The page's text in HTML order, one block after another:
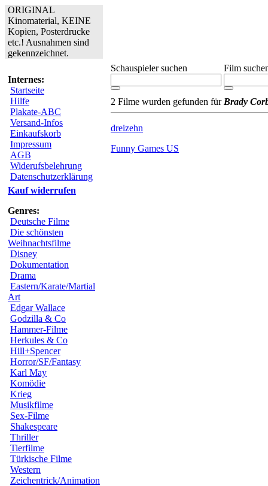
ORIGINAL
Kinomaterial, KEINE
Kopien, Posterdrucke
etc.! Ausnahmen sind
gekennzeichnet.
Internes:
Startseite
Hilfe
Plakate-ABC
Versand-Infos
Einkaufskorb
Impressum
AGB
Widerufsbelehrung
Datenschutzerklärung
Kauf widerrufen
Genres:
Deutsche Filme
Die schönsten
Weihnachtsfilme
Disney
Dokumentation
Drama
Eastern/Karate/Martial
Art
Edgar Wallace
Godzilla & Co
Hammer-Filme
Herkules & Co
Hill+Spencer
Horror/SF/Fantasy
Karl May
Komödie
Krieg
Musikfilme
Sex-Filme
Shakespeare
Thriller
Tierfilme
Türkische Filme
Western
Zeichentrick/Animation
Schauspieler suchen Film
2 Filme wurden gefunden für Brady
dreizehn
Funny Games US